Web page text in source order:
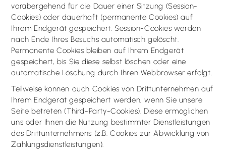
vorübergehend für die Dauer einer Sitzung (Session-
Cookies) oder dauerhaft (permanente Cookies) auf
Ihrem Endgerät gespeichert. Session-Cookies werden
nach Ende Ihres Besuchs automatisch gelöscht.
Permanente Cookies bleiben auf Ihrem Endgerät
gespeichert, bis Sie diese selbst löschen oder eine
automatische Löschung durch Ihren Webbrowser erfolgt.
Teilweise können auch Cookies von Drittunternehmen auf
Ihrem Endgerät gespeichert werden, wenn Sie unsere
Seite betreten (Third-Party-Cookies). Diese ermöglichen
uns oder Ihnen die Nutzung bestimmter Dienstleistungen
des Drittunternehmens (z.B. Cookies zur Abwicklung von
Zahlungsdienstleistungen).